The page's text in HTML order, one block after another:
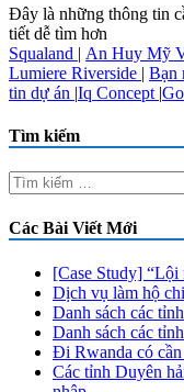
Đây là những thông tin
tiết dễ tìm hơn
Squaland | An Huy Mỹ
Lumiere Riverside | Bạn
tin dự án |Iq Concept |
Tìm kiếm
Tìm
kiếm
cho:
Các Bài Viết Mới
[Case Study]
Dịch vụ làm hộ
Danh sách các
Danh sách các
Đi Rwanda có
Các tỉnh Duyên